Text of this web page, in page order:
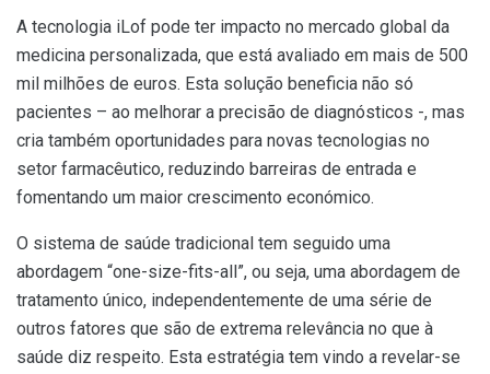
A tecnologia iLof pode ter impacto no mercado global da
medicina personalizada, que está avaliado em mais de 500
mil milhões de euros. Esta solução beneficia não só
pacientes – ao melhorar a precisão de diagnósticos -, mas
cria também oportunidades para novas tecnologias no
setor farmacêutico, reduzindo barreiras de entrada e
fomentando um maior crescimento económico.
O sistema de saúde tradicional tem seguido uma
abordagem “one-size-fits-all”, ou seja, uma abordagem de
tratamento único, independentemente de uma série de
outros fatores que são de extrema relevância no que à
saúde diz respeito. Esta estratégia tem vindo a revelar-se